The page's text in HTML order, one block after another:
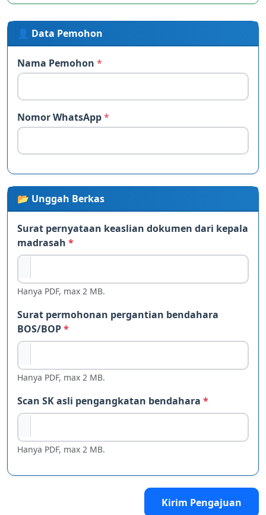
👤 Data Pemohon
Nama Pemohon *
Nomor WhatsApp*
📂 Unggah Berkas
Surat pernyataan keaslian dokumen dari kepala
madrasah *
Hanya PDF, max 2 MB.
Surat permohonan pergantian bendahara
BOS/BOP*
Hanya PDF, max 2 MB.
Scan SK asli pengangkatan bendahara *
Hanya PDF, max 2 MB.
Kirim Pengajuan